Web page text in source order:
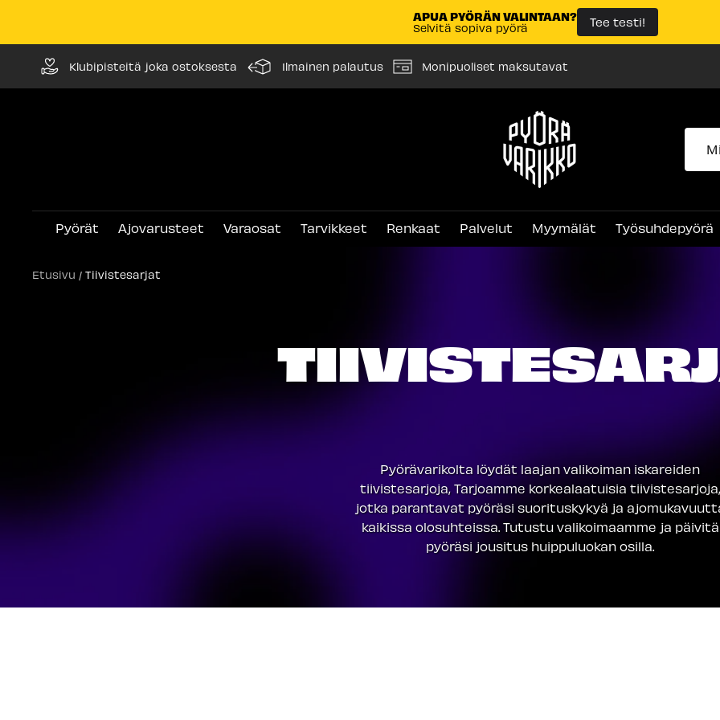
APUA PYÖRÄN VALINTAAN?
Selvitä sopiva pyörä Tee testi!
sisältöön
Klubipisteitä joka ostoksesta Ilmainen palautus Monipuoliset maksutavat
Pyörävarikko
Pyörät Ajovarusteet Varaosat Tarvikkeet Renkaat Palvelut Myymälät Työsuhdepyörä
Etusivu Tiivistesarjat
Pyörävarikolta löydät laajan valikoiman iskareiden
tiivistesarjoja, Tarjoamme korkealaatuisia tiivistesarjoja,
jotka parantavat pyöräsi suorituskykyä ja
kaikissa olosuhteissa. Tutustu valikoimaamme ja päivitä
pyöräsi jousitus huippuluokan osilla.